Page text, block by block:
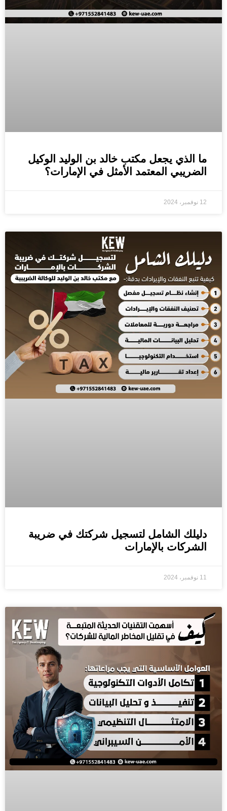
ما الذي يجعل مكتب خالد بن الوليد الوكيل
الضريبي المعتمد الأمثل في الإمارات؟
12 نوفمبر، 2024
دليلك الشامل لتسجيل شركتك في ضريبة
الشركات بالإمارات
11 نوفمبر، 2024